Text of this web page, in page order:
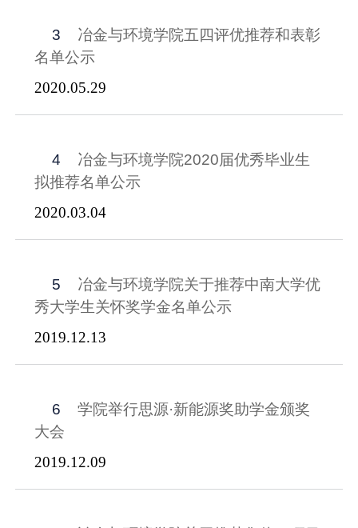
3
冶金与环境学院五四评优推荐和表彰
名单公示
2020.05.29
4
冶金与环境学院2020届优秀毕业生
拟推荐名单公示
2020.03.04
5
冶金与环境学院关于推荐中南大学优
秀大学生关怀奖学金名单公示
2019.12.13
6
学院举行思源·新能源奖助学金颁奖
大会
2019.12.09